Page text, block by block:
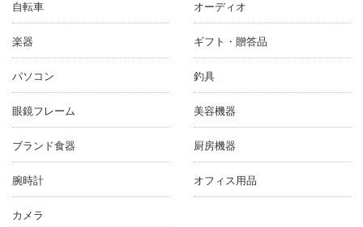
自転車
楽器
パソコン
眼鏡フレーム
ブランド食器
腕時計
カメラ
オーディオ
ギフト・贈答品
釣具
美容機器
厨房機器
オフィス用品